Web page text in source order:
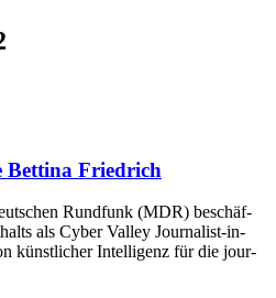
Bettina Friedrich
Rund­funk (MDR) beschäf­
als Cyber Val­ley Jour­na­­list-in-
künst­li­cher Intel­li­genz für die jour­